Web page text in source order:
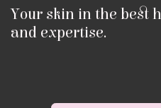
Your skin in the best
and expertise.